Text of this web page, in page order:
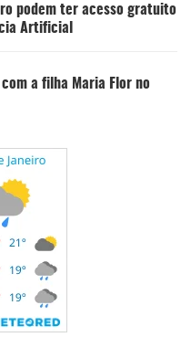
podem ter acesso gratuito
Artificial
a filha Maria Flor no